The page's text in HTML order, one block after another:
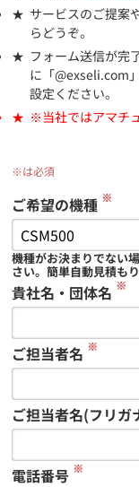
サービスのご提案
らどうぞ。
フォーム送信が完
に「@exseli.com
設定ください。
※当社ではアマチ
※は必須
ご希望の機種 ※
機種がお決まりでない
さい。簡単自動見積も
貴社名・団体名 ※
ご担当者名 ※
ご担当者名(フリガ
電話番号 ※